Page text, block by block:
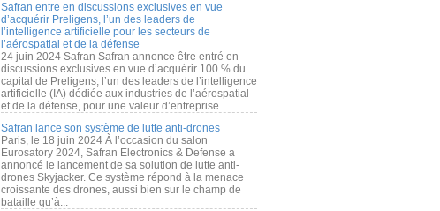
Safran entre en discussions exclusives en vue
d’acquérir Preligens, l’un des leaders de
l’intelligence artificielle pour les secteurs de
l’aérospatial et de la défense
24 juin 2024 Safran Safran annonce être entré en
discussions exclusives en vue d’acquérir 100 % du
capital de Preligens, l’un des leaders de l’intelligence
artificielle (IA) dédiée aux industries de l’aérospatial
et de la défense, pour une valeur d’entreprise...
Safran lance son système de lutte anti-drones
Paris, le 18 juin 2024 À l’occasion du salon
Eurosatory 2024, Safran Electronics & Defense a
annoncé le lancement de sa solution de lutte anti-
drones Skyjacker. Ce système répond à la menace
croissante des drones, aussi bien sur le champ de
bataille qu’à...